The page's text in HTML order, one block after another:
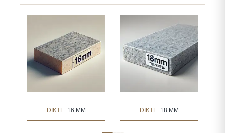
DIKTE: 16 MM DIKTE: 18 MM